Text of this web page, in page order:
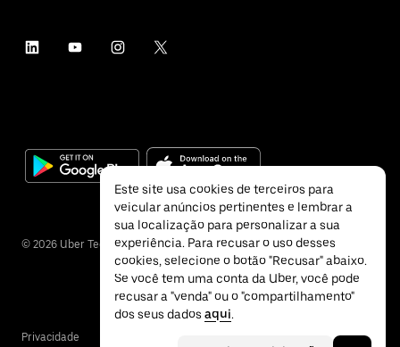
© 2026 Uber Technologies Inc.
Privacidade
Este site usa cookies de terceiros para
veicular anúncios pertinentes e lembrar a
sua localização para personalizar a sua
experiência. Para recusar o uso desses
cookies, selecione o botão "Recusar" abaixo.
Se você tem uma conta da Uber, você pode
recusar a "venda" ou o "compartilhamento"
dos seus dados aqui.